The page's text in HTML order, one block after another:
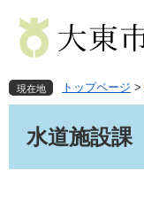
先
頭
を
飛
現在地 トップページ >
水道施設課